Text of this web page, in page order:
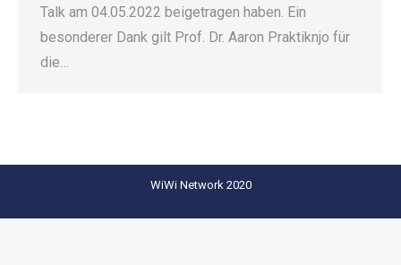
Talk am 04.05.2022 beigetragen haben. Ein
besonderer Dank gilt Prof. Dr. Aaron Praktiknjo für
die…
WiWi Network 2020